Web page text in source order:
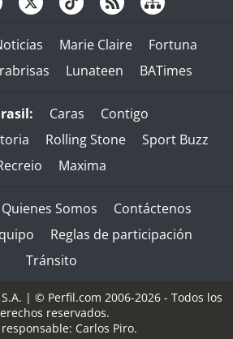
Marie Claire
Fortuna
Lunateen BATimes
Caras
Contigo
Rolling Stone
Sport Buzz
Maxima
Quienes Somos
Contáctenos
Reglas de participación
Tránsito
| © Perfil.com 2006-2026 - Todos los
reservados.
Carlos Piro.